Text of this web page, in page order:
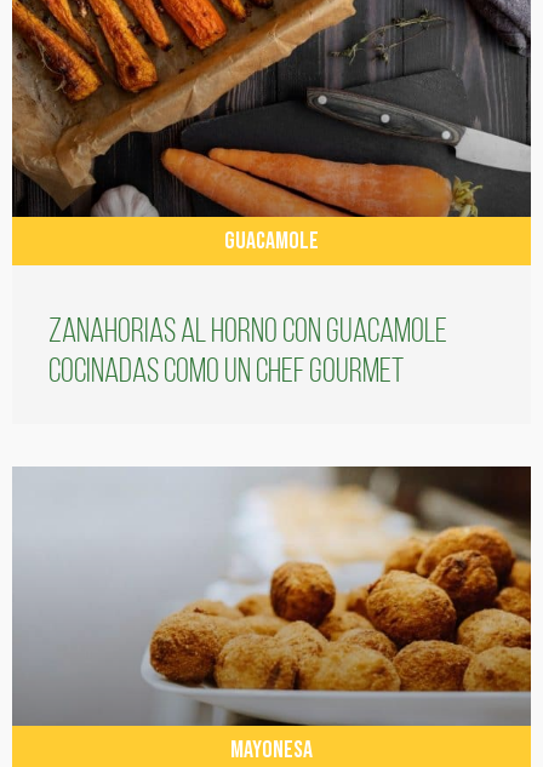
GUACAMOLE
Zanahorias al horno con guacamole
cocinadas como un chef gourmet
MAYONESA